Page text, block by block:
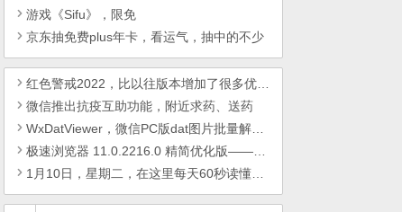
游戏《Sifu》，限免
京东抽免费plus年卡，看运气，抽中的不少
红色警戒2022，比以往版本增加了很多优化和特性
微信推出抗疫互助功能，附近求药、送药
WxDatViewer，微信PC版dat图片批量解密、查看、整理工具
极速浏览器 11.0.2216.0 精简优化版——给您极速冲浪体验！
1月10日，星期二，在这里每天60秒读懂世界！